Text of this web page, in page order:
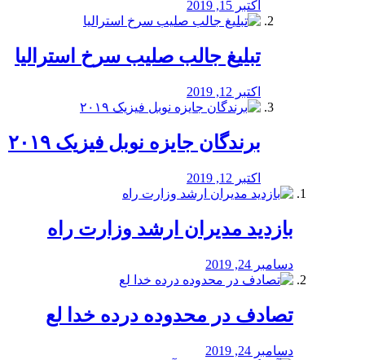
اکتبر 15, 2019
تبلیغ جالب صلیب سرخ استرالیا
اکتبر 12, 2019
برندگان جایزه نوبل فیزیک ۲۰۱۹
اکتبر 12, 2019
بازدید مدیران ارشد وزارت راه
دسامبر 24, 2019
تصادف در محدوده درده خدا لع
دسامبر 24, 2019